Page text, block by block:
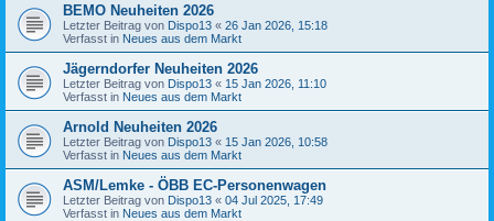
BEMO Neuheiten 2026
Letzter Beitrag von Dispo13 « 26 Jan 2026, 15:18
Verfasst in Neues aus dem Markt
Jägerndorfer Neuheiten 2026
Letzter Beitrag von Dispo13 « 15 Jan 2026, 11:10
Verfasst in Neues aus dem Markt
Arnold Neuheiten 2026
Letzter Beitrag von Dispo13 « 15 Jan 2026, 10:58
Verfasst in Neues aus dem Markt
ASM/Lemke - ÖBB EC-Personenwagen
Letzter Beitrag von Dispo13 « 04 Jul 2025, 17:49
Verfasst in Neues aus dem Markt